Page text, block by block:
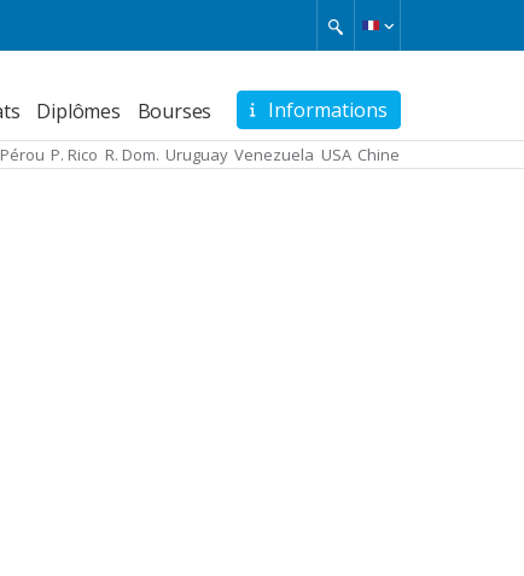
Informations
Diplômes Bourses
Pérou P. Rico R. Dom. Uruguay Venezuela USA Chine